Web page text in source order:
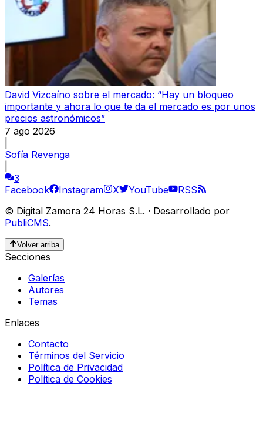
David Vizcaíno sobre el mercado: “Hay un bloqueo
importante y ahora lo que te da el mercado es por unos
precios astronómicos”
7 ago 2026
Sofía Revenga
3
Facebook
Instagram X YouTube
RSS
© Digital Zamora 24 Horas S.L. · Desarrollado por
PubliCMS.
Volver arriba
Secciones
Galerías
Autores
Temas
Enlaces
Contacto
Términos del Servicio
Política de Privacidad
Política de Cookies